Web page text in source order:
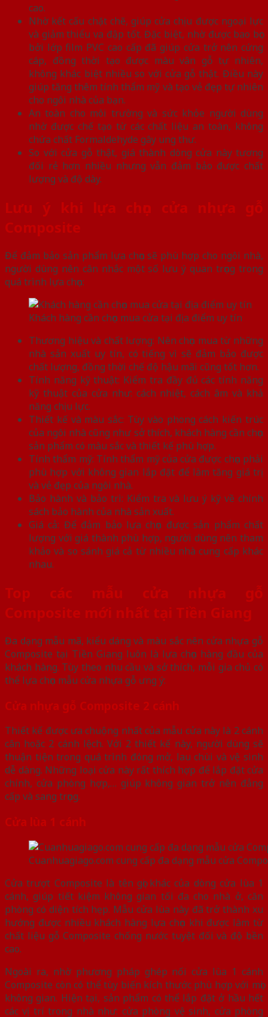
cao.
Nhờ kết cấu chặt chẽ, giúp cửa chịu được ngoại lực
và giảm thiểu va đập tốt. Đặc biệt, nhờ được bao bọc
bởi lớp film PVC cao cấp đã giúp cửa trở nên cứng
cáp, đồng thời tạo được màu vân gỗ tự nhiên,
không khác biệt nhiều so với cửa gỗ thật. Điều này
giúp tăng thêm tính thẩm mỹ và tạo vẻ đẹp tự nhiên
cho ngôi nhà của bạn.
An toàn cho môi trường và sức khỏe người dùng
nhờ được chế tạo từ các chất liệu an toàn, không
chứa chất Formaldehyde gây ung thư.
So với cửa gỗ thật, giá thành dòng cửa này tương
đối rẻ hơn nhiều nhưng vẫn đảm bảo được chất
lượng và độ dày.
Lưu ý khi lựa chọn cửa nhựa gỗ
Composite
Để đảm bảo sản phẩm lựa chọn sẽ phù hợp cho ngôi nhà,
người dùng nên cân nhắc một số lưu ý quan trọng trong
quá trình lựa chọn:
Khách hàng cần chọn mua cửa tại địa điểm uy tín
Thương hiệu và chất lượng: Nên chọn mua từ những
nhà sản xuất uy tín, có tiếng vì sẽ đảm bảo được
chất lượng, đồng thời chế độ hậu mãi cũng tốt hơn.
Tính năng kỹ thuật: Kiểm tra đầy đủ các tính năng
kỹ thuật của cửa như: cách nhiệt, cách âm và khả
năng chịu lực.
Thiết kế và màu sắc: Tùy vào phong cách kiến trúc
của ngôi nhà cũng như sở thích, khách hàng cần chọn
sản phẩm có màu sắc và thiết kế phù hợp.
Tính thẩm mỹ: Tính thẩm mỹ của cửa được chọn phải
phù hợp với không gian lắp đặt để làm tăng giá trị
và vẻ đẹp của ngôi nhà.
Bảo hành và bảo trì: Kiểm tra và lưu ý kỹ về chính
sách bảo hành của nhà sản xuất.
Giá cả: Để đảm bảo lựa chọn được sản phẩm chất
lượng với giá thành phù hợp, người dùng nên tham
khảo và so sánh giá cả từ nhiều nhà cung cấp khác
nhau.
Top các mẫu cửa nhựa gỗ
Composite mới nhất tại Tiền Giang
Đa dạng mẫu mã, kiểu dáng và màu sắc nên cửa nhựa gỗ
Composite tại Tiền Giang luôn là lựa chọn hàng đầu của
khách hàng. Tùy theo nhu cầu và sở thích, mỗi gia chủ có
thể lựa chọn mẫu cửa nhựa gỗ ưng ý:
Cửa nhựa gỗ Composite 2 cánh
Thiết kế được ưa chuộng nhất của mẫu cửa này là 2 cánh
cân hoặc 2 cánh lệch. Với 2 thiết kế này, người dùng sẽ
thuận tiện trong quá trình đóng mở, lau chùi và vệ sinh
dễ dàng. Những loại cửa này rất thích hợp để lắp đặt cửa
chính, cửa phòng hợp,… giúp không gian trở nên đẳng
cấp và sang trọng.
Cửa lùa 1 cánh
Cuanhuagiago.com cung cấp đa dạng mẫu cửa
Cửa trượt Composite là tên gọi khác của dòng cửa lùa 1
cánh, giúp tiết kiệm không gian tối đa cho nhà ở, căn
phòng có diện tích hẹp. Mẫu cửa lùa này đã trở thành xu
hướng được nhiều khách hàng lựa chọn khi được làm từ
chất liệu gỗ Composite chống nước tuyệt đối và độ bền
cao.
Ngoài ra, nhờ phương pháp ghép nối cửa lùa 1 cánh
Composite còn có thể tùy biến kích thước phù hợp với mọi
không gian. Hiện tại, sản phẩm có thể lắp đặt ở hầu hết
các vị trí trong nhà như: cửa phòng vệ sinh, cửa phòng